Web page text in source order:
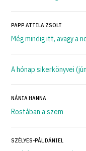
PAPP ATTILA ZSOLT
Még mindig itt, avagy a
A hónap sikerkönyvei
NÁNIA HANNA
Rostában a szem
SZÉLYES-PÁL DÁNIEL